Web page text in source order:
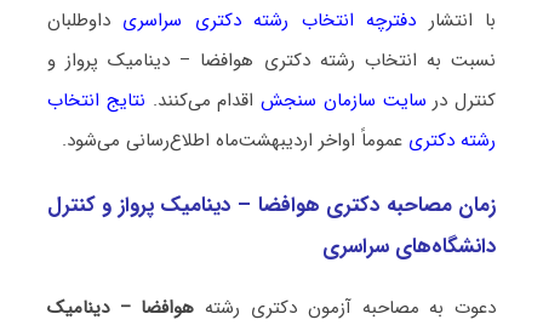
با انتشار دفترچه انتخاب رشته دکتری سراسری داوطلبان
نسبت به انتخاب رشته دکتری هوافضا – دینامیک پرواز و
کنترل در سایت سازمان سنجشاقدام می‌کنند. نتایج انتخاب
رشته دکتری عموماً اواخر اردیبهشت‌ماه اطلاع‌رسانی می‌شود.
زمان مصاحبه دکتری هوافضا – دینامیک پرواز و کنترل
دانشگاه‌های سراسری
دعوت به مصاحبه آزمون دکتری رشته هوافضا – دینامیک